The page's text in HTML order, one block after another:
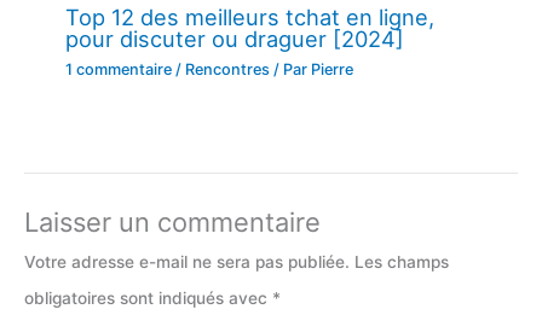
Top 12 des meilleurs tchat en ligne,
pour discuter ou draguer [2024]
1 commentaire / Rencontres / Par Pierre
Laisser un commentaire
Votre adresse e-mail ne sera pas publiée. Les champs
obligatoires sont indiqués avec *